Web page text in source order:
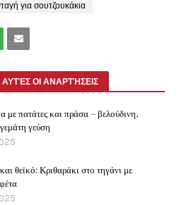
για σουτζουκάκια
ΟΙ ΑΝΑΡΤΉΣΕΙΣ
με πατάτες και πράσα – βελούδινη,
γεύση
θεϊκό: Κριθαράκι στο τηγάνι με